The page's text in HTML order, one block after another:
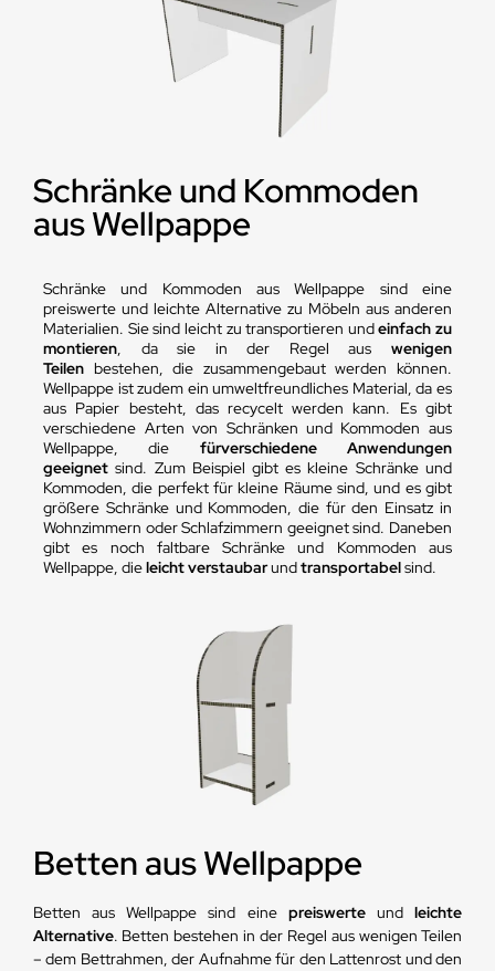
Schränke und Kommoden
aus Wellpappe
Schränke und Kommoden aus Wellpappe sind eine
preiswerte und leichte Alternative zu Möbeln aus anderen
Materialien. Sie sind leicht zu transportieren undeinfach zu
montieren, da sie in der Regel aus wenigen
Teilen bestehen, die zusammengebaut werden können.
Wellpappe ist zudem ein umweltfreundliches Material, da es
aus Papier besteht, das recycelt werden kann. Es gibt
verschiedene Arten von Schränken und Kommoden aus
Wellpappe, die fürverschiedene Anwendungen
geeignet sind. Zum Beispiel gibt es kleine Schränke und
Kommoden, die perfekt für kleine Räume sind, und es gibt
größere Schränke und Kommoden, die für den Einsatz in
Wohnzimmern oder Schlafzimmern geeignet sind. Daneben
gibt es noch faltbare Schränke und Kommoden aus
Wellpappe, dieleicht verstaubarundtransportabelsind.
Betten aus Wellpappe
Betten aus Wellpappe sind eine preiswerteundleichte
Alternative. Betten bestehen in der Regel aus wenigen Teilen
– dem Bettrahmen, der Aufnahme für den Lattenrost und den